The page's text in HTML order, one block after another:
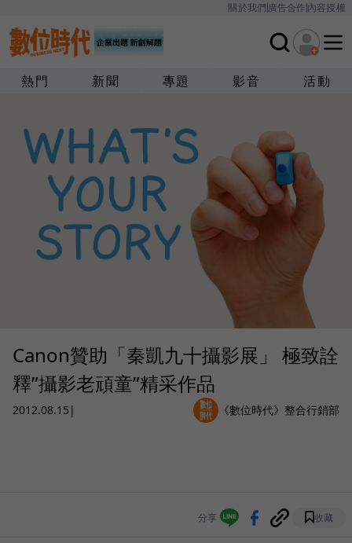
關於我們廣告合作內容授權
熱門 新聞 專題 影音 活動
Canon贊助「秦凱九十攝影展」 極致詮
釋”攝影老頑童”精采作品
2012.08.15 | 《數位時代》整合行銷部
分享 收藏